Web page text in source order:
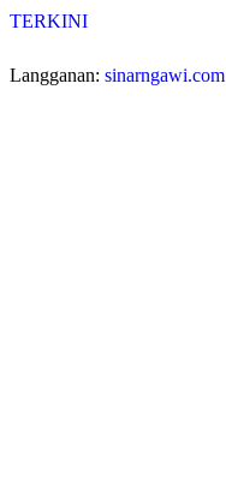
TERKINI
Langganan: sinarngawi.com